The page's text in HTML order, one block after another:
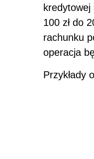
kredytowej
100 zł do
rachunku
operacja
Przykłady